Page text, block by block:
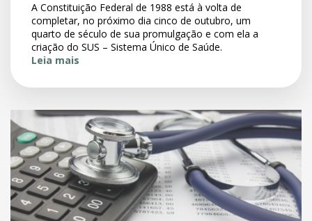
A Constituição Federal de 1988 está à volta de
completar, no próximo dia cinco de outubro, um
quarto de século de sua promulgação e com ela a
criação do SUS – Sistema Único de Saúde.
Leia mais